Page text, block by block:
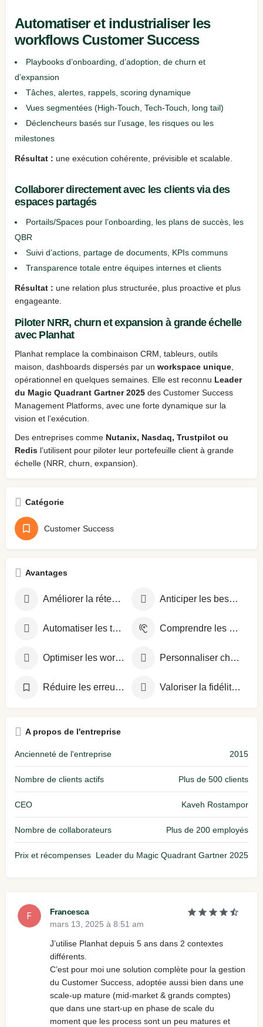
Automatiser et industrialiser les
workflows Customer Success
Playbooks d’onboarding, d’adoption, de churn et
d’expansion
Tâches, alertes, rappels, scoring dynamique
Vues segmentées (High‑Touch, Tech‑Touch, long tail)
Déclencheurs basés sur l’usage, les risques ou les
milestones
Résultat : une exécution cohérente, prévisible et scalable.
Collaborer directement avec les clients via des
espaces partagés
Portails/Spaces pour l’onboarding, les plans de succès, les
QBR
Suivi d’actions, partage de documents, KPIs communs
Transparence totale entre équipes internes et clients
Résultat : une relation plus structurée, plus proactive et plus
engageante.
Piloter NRR, churn et expansion à grande échelle
avec Planhat
Planhat remplace la combinaison CRM, tableurs, outils
maison, dashboards dispersés par un workspace unique
opérationnel en quelques semaines. Elle est reconnu Leader
du Magic Quadrant Gartner 2025 des Customer Success
Management Platforms, avec une forte dynamique sur la
vision et l’exécution.
Des entreprises comme Nutanix, Nasdaq, Trustpilot ou
Redis l’utilisent pour piloter leur portefeuille client à grande
échelle (NRR, churn, expansion).
Catégorie
Customer Success
Avantages
Améliorer la rétention client Anticiper les besoins clients
Automatiser les tâches répétitives Comprendre les attentes clients
Optimiser les workflows Personnaliser chaque interaction
Réduire les erreurs opérationnelles Valoriser la fidélité client
A propos de l'entreprise
Ancienneté de l'entreprise 2015
Nombre de clients actifs Plus de 500 clients
CEO Kaveh Rostampor
Nombre de collaborateurs Plus de 200 employés
Prix et récompenses Leader du Magic Quadrant Gartner 2025
Francesca
mars 13, 2025 à 8:51 am
J’utilise Planhat depuis 5 ans dans 2 contextes
différents.
C’est pour moi une solution complète pour la gestion
du Customer Success, adoptée aussi bien dans une
scale-up mature (mid-market & grands comptes)
que dans une start-up en phase de scale du
moment que les process sont un peu matures et